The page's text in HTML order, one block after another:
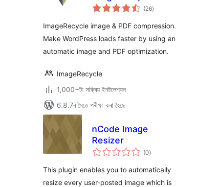
(26টা
মুঠ)
ImageRecycle image & PDF compression.
Make WordPress loads faster by using an
automatic image and PDF optimization.
ImageRecycle
1,000+টা সক্ৰিয় ইনষ্টলেশ্যন
6.8.7ৰ সৈতে পৰীক্ষা কৰা হৈছে
nCode Image
Resizer
(0টা
মুঠ)
This plugin enables you to automatically
resize every user-posted image which is